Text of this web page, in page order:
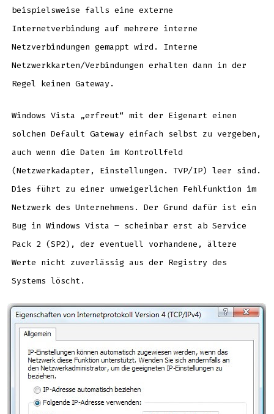
beispielsweise falls eine externe
Internetverbindung auf mehrere interne
Netzverbindungen gemappt wird. Interne
Netzwerkkarten/Verbindungen erhalten dann in der
Regel keinen Gateway.
Windows Vista „erfreut“ mit der Eigenart einen
solchen Default Gateway einfach selbst zu vergeben,
auch wenn die Daten im Kontrollfeld
(Netzwerkadapter, Einstellungen. TVP/IP) leer sind.
Dies führt zu einer unweigerlichen Fehlfunktion im
Netzwerk des Unternehmens. Der Grund dafür ist ein
Bug in Windows Vista – scheinbar erst ab Service
Pack 2 (SP2), der eventuell vorhandene, ältere
Werte nicht zuverlässig aus der Registry des
Systems löscht.